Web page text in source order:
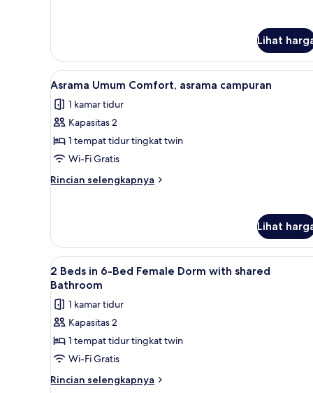
Beberapa
Tempat
Tidur
Lihat
Lihat
semua
foto
untuk
Asrama
Umum
Comfort,
asrama
Seprai antialergi, tirai kedap
4
Asrama Umum Comfort, asrama campuran
1 kamar tidur
Kapasitas 2
1 tempat tidur tingkat twin
Wi-Fi Gratis
Rincian selengkapnya
Rincian
Umum
Comfort,
asrama
campuran
Lihat
Lihat
semua
foto
untuk
2
Beds
in
6-
Seprai antialergi, tirai kedap
3
2 Beds in 6-Bed Female Dorm with shared
Bathroom
1 kamar tidur
Kapasitas 2
1 tempat tidur tingkat twin
Wi-Fi Gratis
Rincian selengkapnya
Rincian